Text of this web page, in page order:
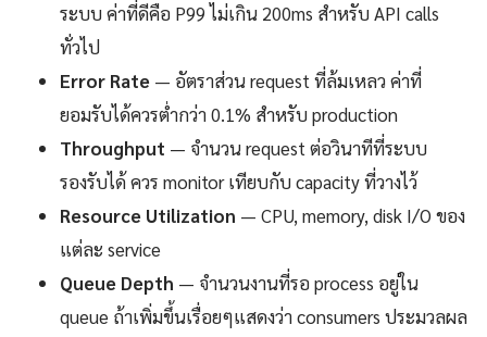
ระบบ ค่าที่ดีคือ P99 ไม่เกิน 200ms สำหรับ API calls
ทั่วไป
Error Rate — อัตราส่วน request ที่ล้มเหลว ค่าที่
ยอมรับได้ควรต่ำกว่า 0.1% สำหรับ production
Throughput — จำนวน request ต่อวินาทีที่ระบบ
รองรับได้ ควร monitor เทียบกับ capacity ที่วางไว้
Resource Utilization — CPU, memory, disk I/O ของ
แต่ละ service
Queue Depth — จำนวนงานที่รอ process อยู่ใน
queue ถ้าเพิ่มขึ้นเรื่อยๆแสดงว่า consumers ประมวลผล